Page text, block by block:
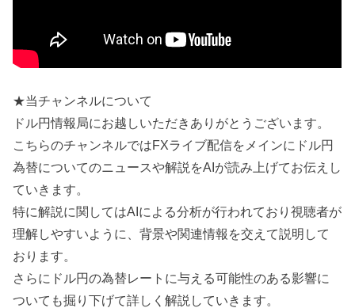
★当チャンネルについて
ドル円情報局にお越しいただきありがとうございます。
こちらのチャンネルではFXライブ配信をメインにドル円
為替についてのニュースや解説をAIが読み上げてお伝えし
ていきます。
特に解説に関してはAIによる分析が行われており視聴者が
理解しやすいように、背景や関連情報を交えて説明して
おります。
さらにドル円の為替レートに与える可能性のある影響に
ついても掘り下げて詳しく解説していきます。